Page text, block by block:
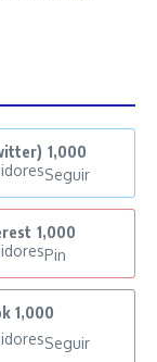
1,000
Seguir
1,000
Pin
1,000
Seguir